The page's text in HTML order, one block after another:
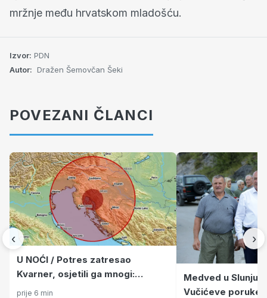
mržnje među hrvatskom mladošću.
Izvor: PDN
Autor: Dražen Šemovčan Šeki
POVEZANI ČLANCI
‹
U NOĆI / Potres zatresao
Kvarner, osjetili ga mnogi:
'Kratko, ali jako'
prije 6 min
Medved u Slunju
Vučićeve poruke:
›